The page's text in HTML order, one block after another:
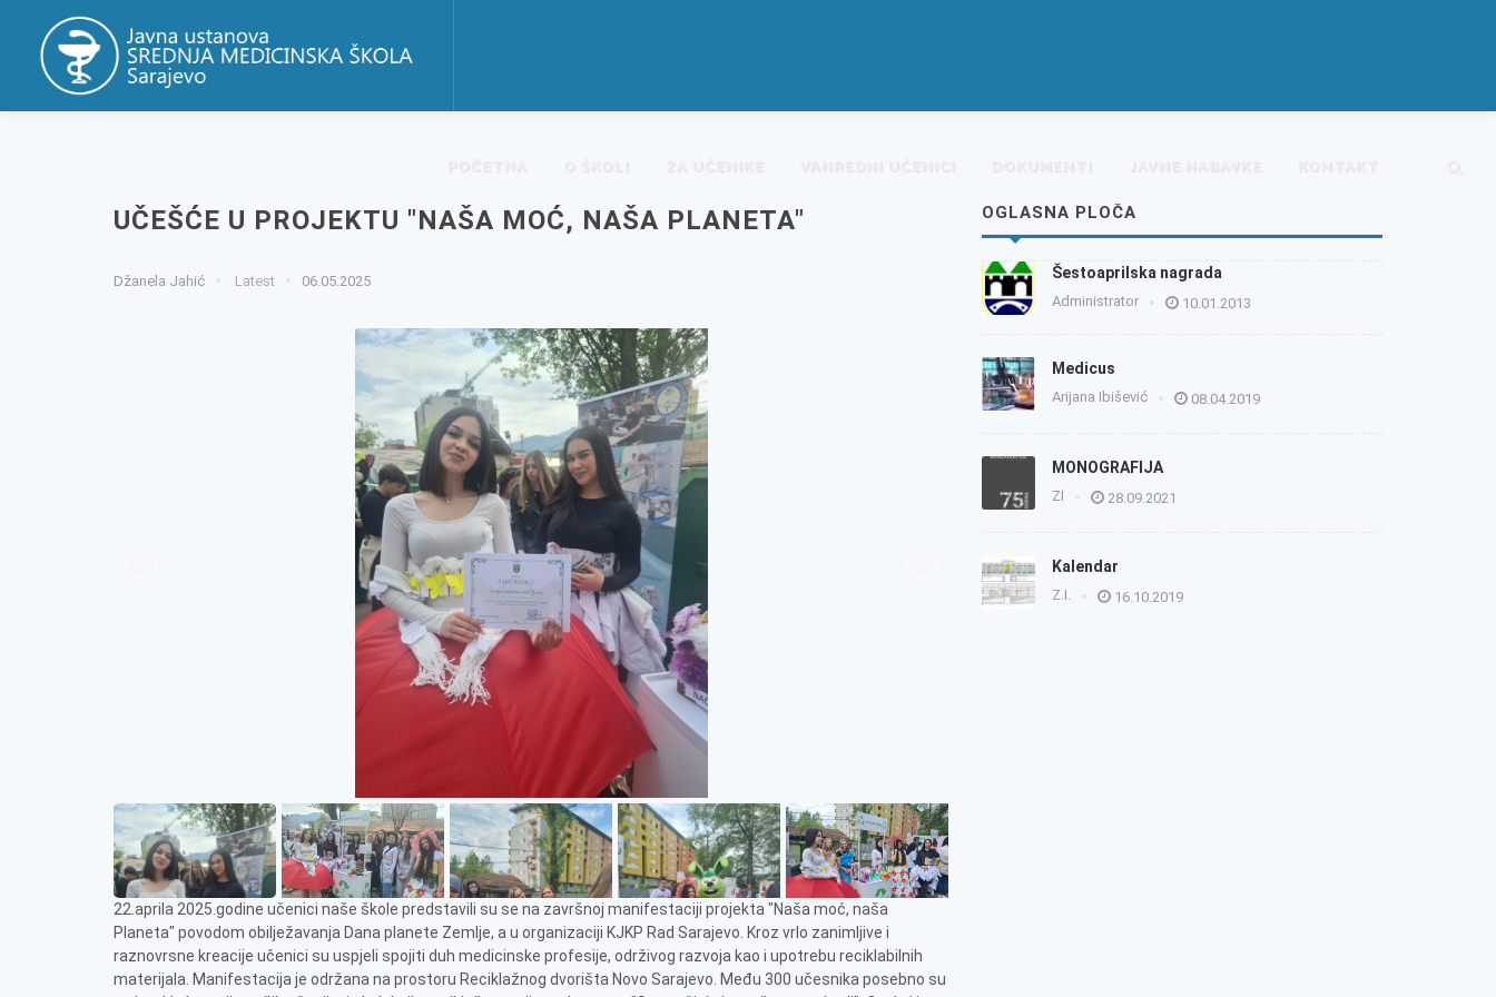
POČETNA O ŠKOLI ZA UČENIKE VANREDNI UČENICI DOKUMENTI JAVNE NABAVKE KONTAKT
UČEŠĆE U PROJEKTU "NAŠA MOĆ, NAŠA PLANETA"
Džanela Jahić Latest 06.05.2025
22.aprila 2025.godine učenici naše škole predstavili su se na završnoj manifestaciji projekta "Naša moć, naša
Planeta" povodom obilježavanja Dana planete Zemlje, a u organizaciji KJKP Rad Sarajevo. Kroz vrlo zanimljive i
raznovrsne kreacije učenici su uspjeli spojiti duh medicinske profesije, održivog razvoja kao i upotrebu reciklabilnih
materijala. Manifestacija je održana na prostoru Reciklažnog dvorišta Novo Sarajevo. Među 300 učesnika posebno su
OGLASNA PLOČA
Šestoaprilska nagrada
Administrator 10.01.2013
Medicus
Arijana Ibišević 08.04.2019
MONOGRAFIJA
ZI 28.09.2021
Kalendar
Z.I. 16.10.2019